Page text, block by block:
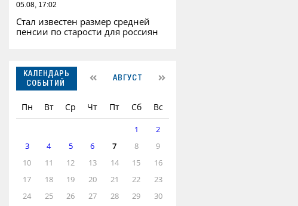
05.08, 17:02
Стал известен размер средней
пенсии по старости для россиян
КАЛЕНДАРЬ
СОБЫТИЙ
АВГУСТ
Пн Вт Ср Чт Пт Сб Вс
1
2
3
4 5 6 7 8
9
10
11 12 13 14 15
16
17
18 19 20 21 22
23
24
25 26 27 28 29 30